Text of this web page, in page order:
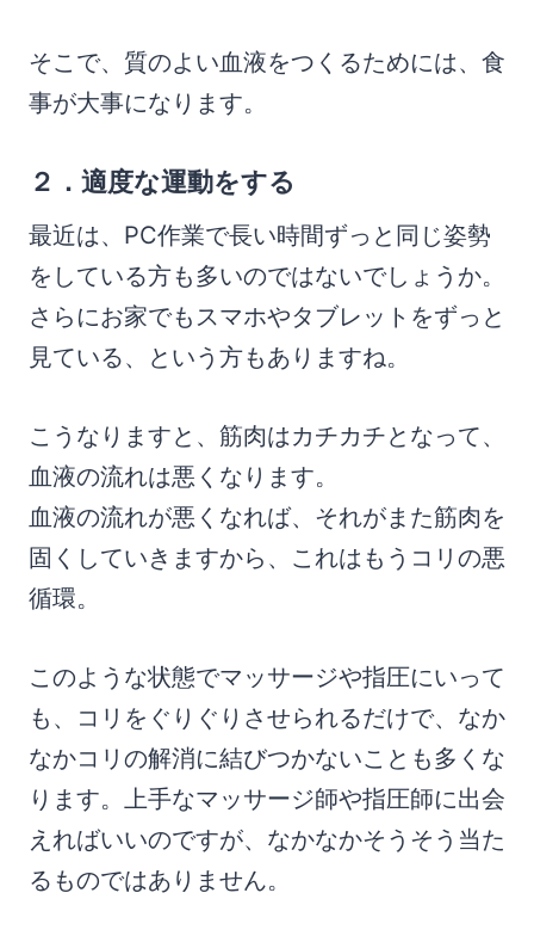
そこで、質のよい血液をつくるためには、食
事が大事になります。
２．適度な運動をする
最近は、PC作業で長い時間ずっと同じ姿勢
をしている方も多いのではないでしょうか。
さらにお家でもスマホやタブレットをずっと
見ている、という方もありますね。
こうなりますと、筋肉はカチカチとなって、
血液の流れは悪くなります。
血液の流れが悪くなれば、それがまた筋肉を
固くしていきますから、これはもうコリの悪
循環。
このような状態でマッサージや指圧にいって
も、コリをぐりぐりさせられるだけで、なか
なかコリの解消に結びつかないことも多くな
ります。上手なマッサージ師や指圧師に出会
えればいいのですが、なかなかそうそう当た
るものではありません。